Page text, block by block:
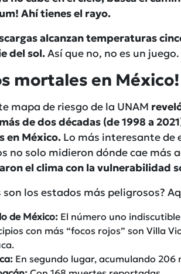
Ahí tienes el rayo.
alcanzan temperaturas
del sol.Así que no, no es un juego.
mortales en
mapa de riesgo de la UNAM
de dos décadas (de 1998 a
en México. Lo más interesante de
no solo midieron dónde cae más
el clima con la vulnerabilidad
son los estados más peligrosos?
de México: El número uno
con más “focos rojos” son Villa
En segundo lugar, acumulando 206